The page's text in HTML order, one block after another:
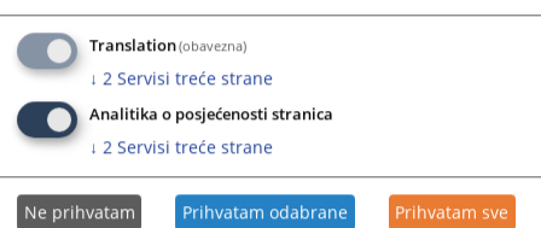
Translation(obavezna)
↓ 2 Servisi treće strane
Analitika o posjećenosti stranica
↓ 2 Servisi treće strane
Ne prihvatam Prihvatam odabrane Prihvatam sve